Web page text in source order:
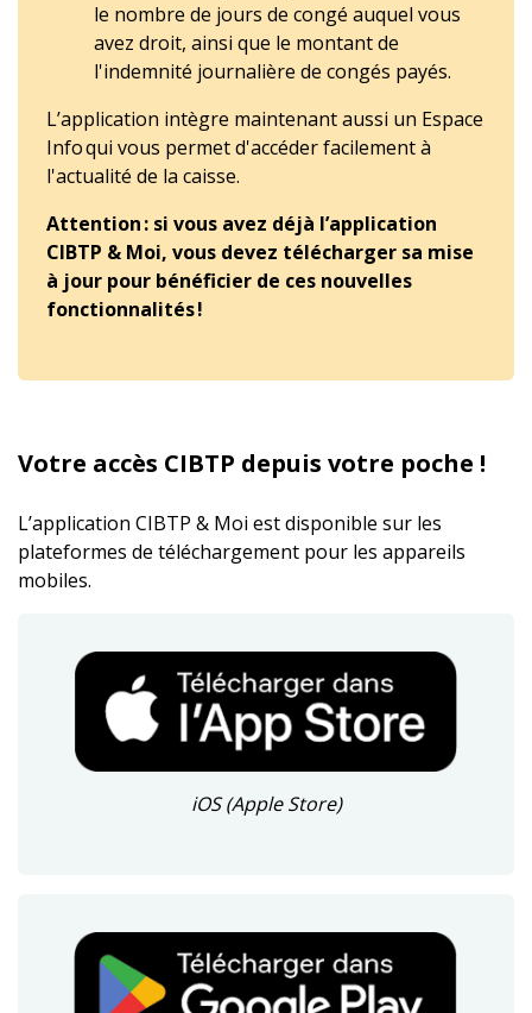
le nombre de jours de congé auquel vous
avez droit, ainsi que le montant de
l'indemnité journalière de congés payés.
L’application intègre maintenant aussi un Espace
Info qui vous permet d'accéder facilement à
l'actualité de la caisse.
Attention : si vous avez déjà l’application
CIBTP & Moi, vous devez télécharger sa mise
à jour pour bénéficier de ces nouvelles
fonctionnalités !
Votre accès CIBTP depuis votre poche !
L’application CIBTP & Moi est disponible sur les
plateformes de téléchargement pour les appareils
mobiles.
iOS (Apple Store)